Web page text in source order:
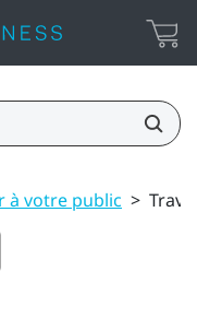
à votre public >